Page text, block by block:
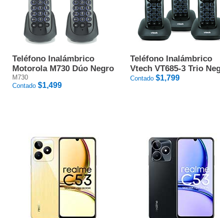
Teléfono Inalámbrico
Motorola M730 Dúo Negro
M730
Contado $1,499
Teléfono Inalámbrico
Vtech VT685-3 Trio
Contado $1,799